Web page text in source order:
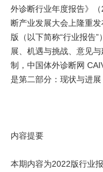
外诊断行业年度报告》
断产业发展大会上隆重
版（以下简称“行业报告
展、机遇与挑战、意见
制，中国体外诊断网
是第二部分：现状与进展
内容提要
本期内容为2022版行业